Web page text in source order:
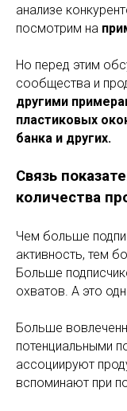
анализе
посмотрим на
Но перед этим
сообщества и
другими
пластиковых
банка и других.
Связь
количества
Чем больше
активность, тем
Больше
охватов. А это
Больше
потенциальными
ассоциируют
вспоминают при